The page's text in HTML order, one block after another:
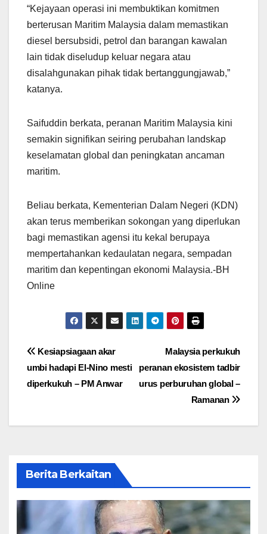
“Kejayaan operasi ini membuktikan komitmen
berterusan Maritim Malaysia dalam memastikan
diesel bersubsidi, petrol dan barangan kawalan
lain tidak diseludup keluar negara atau
disalahgunakan pihak tidak bertanggungjawab,”
katanya.
Saifuddin berkata, peranan Maritim Malaysia kini
semakin signifikan seiring perubahan landskap
keselamatan global dan peningkatan ancaman
maritim.
Beliau berkata, Kementerian Dalam Negeri (KDN)
akan terus memberikan sokongan yang diperlukan
bagi memastikan agensi itu kekal berupaya
mempertahankan kedaulatan negara, sempadan
maritim dan kepentingan ekonomi Malaysia.-BH
Online
Post
navigation
Malaysia perkukuh
peranan ekosistem tadbir
urus perburuhan global –
Ramanan
Kesiapsiagaan akar
umbi hadapi El-Nino mesti
diperkukuh – PM Anwar
Berita Berkaitan